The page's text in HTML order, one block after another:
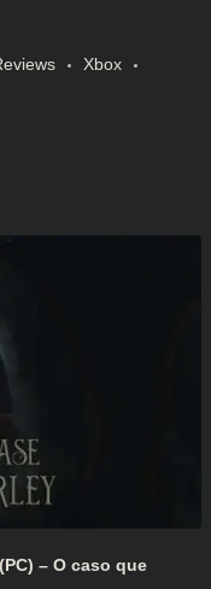
Xbox
– O caso que